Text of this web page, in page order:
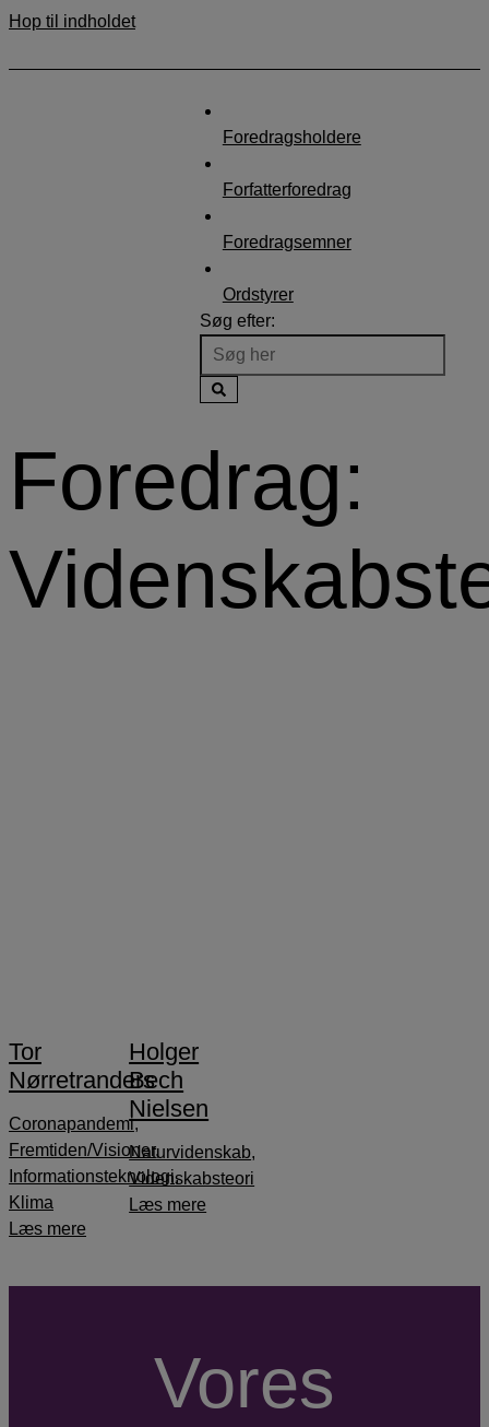
Hop til indholdet
Foredragsholdere
Forfatterforedrag
Foredragsemner
Ordstyrer
Søg efter:
Foredrag:
Tor
Nørretranders
Coronapandemi,
Fremtiden/Visioner,
Informationsteknologi,
Klima
Læs mere
Holger
Bech
Nielsen
Naturvidenskab,
Videnskabsteori
Læs mere
Vores